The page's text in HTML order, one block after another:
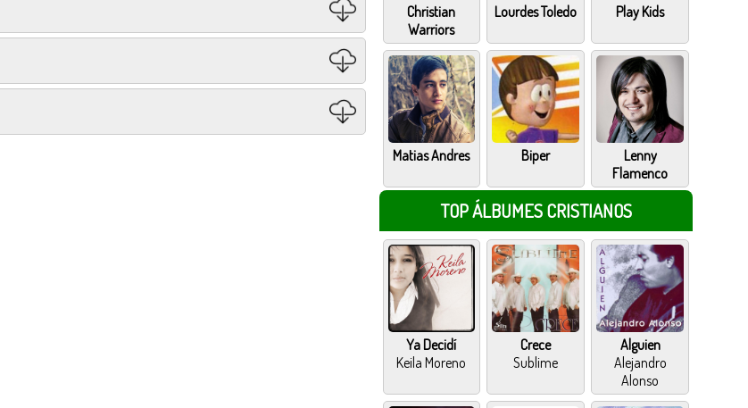
Christian
Warriors
Lourdes Toledo Play Kids
Matias Andres Biper
Lenny
Flamenco
TOP ÁLBUMES CRISTIANOS
Ya Decidí
Keila Moreno
Crece
Sublime
Alguien
Alejandro
Alonso